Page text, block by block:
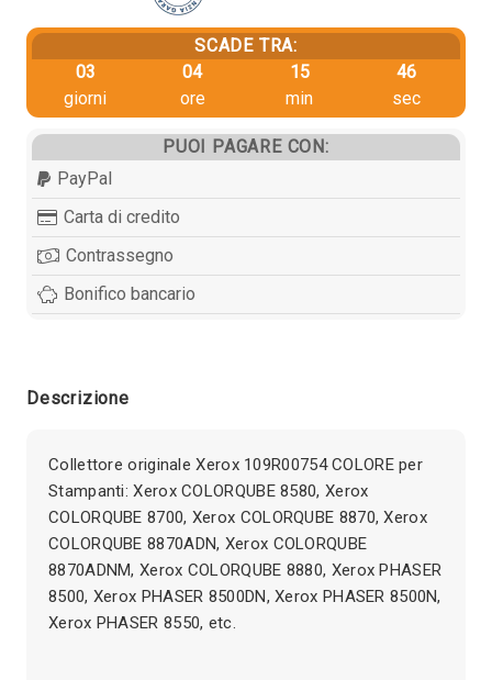
SCADE TRA:
03
giorni
04
ore
15
min
46
sec
PUOI PAGARE CON:
PayPal
Carta di credito
Contrassegno
Bonifico bancario
Descrizione
Collettore originale Xerox 109R00754 COLORE per
Stampanti: Xerox COLORQUBE 8580, Xerox
COLORQUBE 8700, Xerox COLORQUBE 8870, Xerox
COLORQUBE 8870ADN, Xerox COLORQUBE
8870ADNM, Xerox COLORQUBE 8880, Xerox PHASER
8500, Xerox PHASER 8500DN, Xerox PHASER 8500N,
Xerox PHASER 8550, etc.